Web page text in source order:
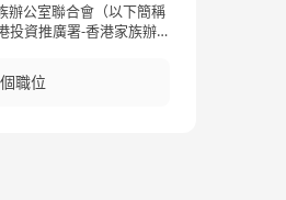
辦公室聯合會（以下簡稱
投資推廣署-香港家族辦
續發展的金融、法律、
是HKAFO能夠提供一站
職位